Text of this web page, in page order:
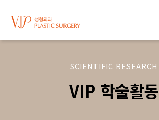
SCIENTIFIC RESEARCH
VIP 학술활동